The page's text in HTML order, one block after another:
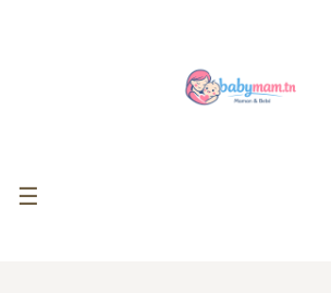
Basculer la navigation
☰